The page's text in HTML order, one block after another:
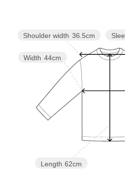
Length 62cm
Width 44cm
Shoulder width 36.5cm